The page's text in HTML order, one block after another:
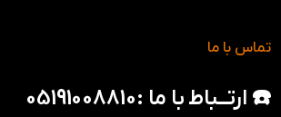
تماس با ما
☎️ ارتــباط با ما :05191008810